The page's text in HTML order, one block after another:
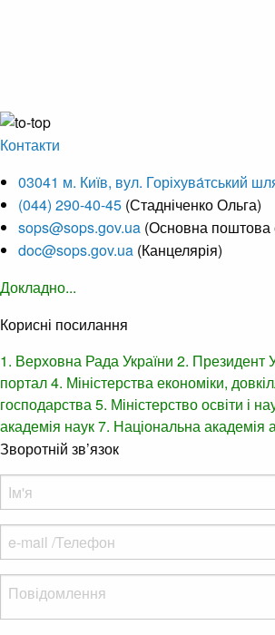
Контакти
03041 м. Київ, вул. Горіхува́тський
(044) 290-40-45 (Стадніченко Ольга)
sops@sops.gov.ua (Основна поштова
doc@sops.gov.ua (Канцелярія)
Докладно...
Корисні посилання
1. Верховна Рада України 2. Президент
портал4. Міністерства економіки,
господарства5. Міністерство освіти і
академія наук7. Національна академія
Зворотній зв’язок